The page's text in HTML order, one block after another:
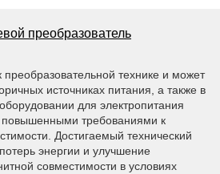
преобразователь
преобразовательной технике и может
источниках питания, а также в
для электропитания
повышенными требованиями к
Достигаемый технический
энергии и улучшение
совместимости в условиях